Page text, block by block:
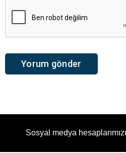
Sosyal medya